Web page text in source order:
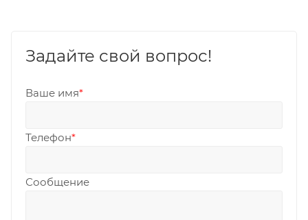
Задайте свой вопрос!
Ваше имя*
Телефон*
Сообщение